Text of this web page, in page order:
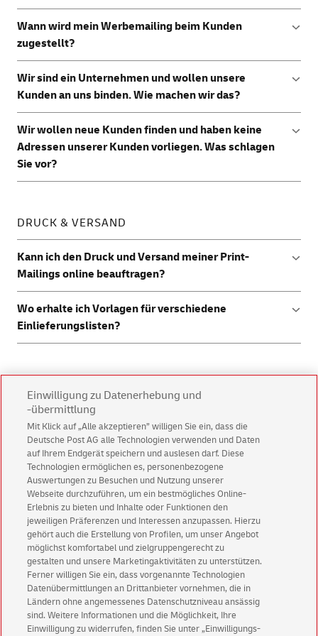
vom Unternehmen wünscht, sollte dies bei zukünftigen
Kampagnen berücksichtigt werden.
Deutsche Post AG führt diesbezüglich jährliche Studien
durch. Die aktuellsten Studien finden sie
Wann wird mein Werbemailing beim Kunden
zugestellt?
Einlieferungstag zugestellt. Die Zustellung erfolgt von
Dienstag bis Samstag.
Wir sind ein Unternehmen und wollen unsere
Kunden an uns binden. Wie machen wir das?
Antwortelement. Machen Sie Ihren Kunden ein
besonderes Angebot und incentivieren Sie, wenn der
Kunde antwortet. Das erhöht die Reaktion (z.B. die ersten
50 Rückmeldungen erhalten ein besonderes Geschenk).
Wir wollen neue Kunden finden und haben keine
Adressen unserer Kunden vorliegen. Was schlagen
Sie vor?
DRUCK & VERSAND
Kann ich den Druck und Versand meiner Print-
Mailings online beauftragen?
Deutschen Post.
Wo erhalte ich Vorlagen für verschiedene
Einlieferungslisten?
und den Versand für Sie übernehmen.
Wie kann ich die Qualität meiner eigenen Adressen
überprüfen und diese bei Bedarf bereinigen bzw.
aktualisieren?
Nutzen Sie hierfür einfach unserenkostenlosen Adress-
Checkund prüfen Sie hiermit die Qualität Ihrer Adressen.
Kann ich Print-Mailings auch ohne eigene Adressen
versenden?
Ja, die Deutsche Post bietet Ihnen die Möglichkeit, neue
Empfänger über das Zielgruppen-Tooldirekt online zu
finden.
BEZAHLUNG
Welche Vorteile bietet die Postcard bei der
Bezahlung?
Einwilligung zu Datenerhebung und
-übermittlung
Mit Klick auf „Alle akzeptieren” willigen Sie ein, dass die
Deutsche Post AG alle Technologien verwenden und Daten
auf Ihrem Endgerät speichern und auslesen darf. Diese
Technologien ermöglichen es, personenbezogene
Auswertungen zu Besuchen und Nutzung unserer
Webseite durchzuführen, um ein bestmögliches Online-
Erlebnis zu bieten und Inhalte oder Funktionen den
jeweiligen Präferenzen und Interessen anzupassen. Hierzu
gehört auch die Erstellung von Profilen, um unser Angebot
möglichst komfortabel und zielgruppengerecht zu
gestalten und unsere Marketingaktivitäten zu unterstützen.
Ferner willigen Sie ein, dass vorgenannte Technologien
Datenübermittlungen an Drittanbieter vornehmen, die in
Ländern ohne angemessenes Datenschutzniveau ansässig
sind. Weitere Informationen und die Möglichkeit, Ihre
Einwilligung zu widerrufen, finden Sie unter „Einwilligungs-